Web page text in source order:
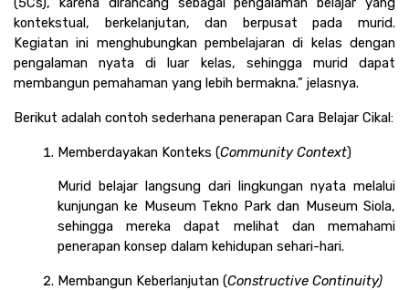
kontekstual, berkelanjutan, dan berpusat pada murid.
Kegiatan ini menghubungkan pembelajaran di kelas dengan
pengalaman nyata di luar kelas, sehingga murid dapat
membangun pemahaman yang lebih bermakna.” jelasnya.
Berikut adalah contoh sederhana penerapan Cara Belajar Cikal:
Memberdayakan Konteks (Community Context)
Murid belajar langsung dari lingkungan nyata melalui
kunjungan ke Museum Tekno Park dan Museum Siola,
sehingga mereka dapat melihat dan memahami
penerapan konsep dalam kehidupan sehari-hari.
Membangun Keberlanjutan (Constructive Continuity)